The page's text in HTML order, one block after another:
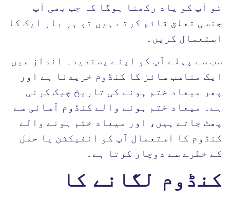
تو آپ کو یاد رکھنا ہوگا کہ جب بھی آپ
جنسی تعلق قائم کرتے ہیں تو ہر بار ایک کا
استعمال کریں۔
سب سے پہلے آپ کو اپنے پسندیدہ انداز میں
ایک مناسب سائز کا کنڈوم خریدنا ہے اور
پھر میعاد ختم ہونے کی تاریخ چیک کرنی
ہے۔ میعاد ختم ہونے والے کنڈوم آسانی سے
پھٹ جاتے ہیں، اور میعاد ختم ہونے والے
کنڈوم کا استعمال آپ کو انفیکشن یا حمل
کے خطرے سے دوچار کرتا ہے۔
کنڈوم لگانے کا